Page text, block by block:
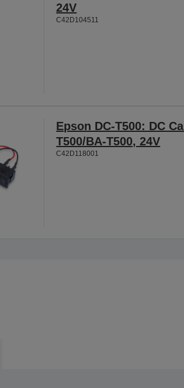
24V
C42D104511
Epson DC-T500: DC
T500/BA-T500, 24V
C42D118001